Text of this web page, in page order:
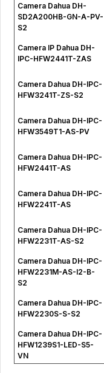
Camera Dahua DH-
SD2A200HB-GN-A-PV-
S2
Camera IP Dahua DH-
IPC-HFW2441T-ZAS
Camera Dahua DH-IPC-
HFW3241T-ZS-S2
Camera Dahua DH-IPC-
HFW3549T1-AS-PV
Camera Dahua DH-IPC-
HFW2441T-AS
Camera Dahua DH-IPC-
HFW2241T-AS
Camera Dahua DH-IPC-
HFW2231T-AS-S2
Camera Dahua DH-IPC-
HFW2231M-AS-I2-B-
S2
Camera Dahua DH-IPC-
HFW2230S-S-S2
Camera Dahua DH-IPC-
HFW1239S1-LED-S5-
VN